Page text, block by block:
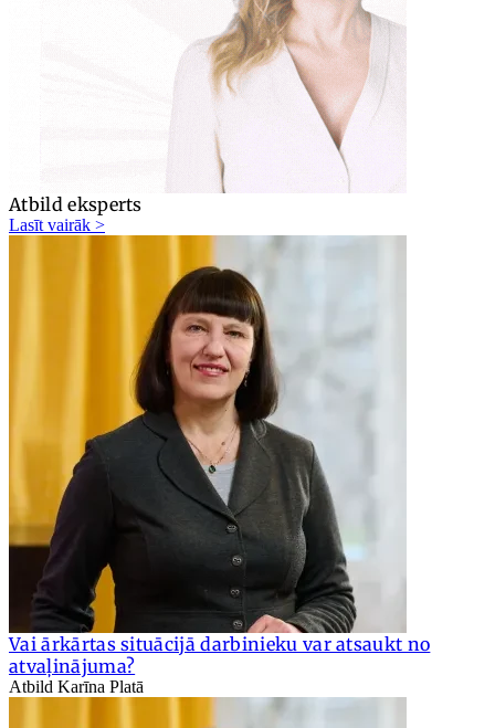
Atbild eksperts
Lasīt vairāk >
Vai ārkārtas situācijā darbinieku var atsaukt no
atvaļinājuma?
Atbild Karīna Platā